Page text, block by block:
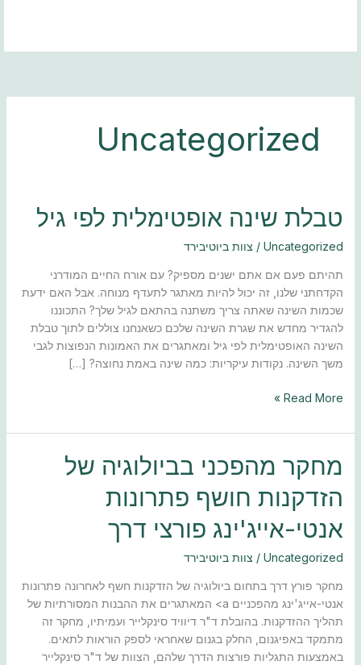
Uncategorized
טבלת שינה אופטימלית לפי גיל
Uncategorized
/ צוות ביוטיבירד
תהיתם פעם אם אתם ישנים מספיק? עם אורח החיים המודרני
הקדחתני שלנו, זה יכול להיות מאתגר לתעדף מנוחה. אבל האם ידעת
שכמות השינה שאתה צריך משתנה בהתאם לגיל שלך? התכוננו
להגדיר מחדש את שגרת השינה שלכם כשאנחנו צוללים לתוך טבלת
השינה האופטימלית לפי גיל ומאתגרים את האמונות הנפוצות לגבי
משך השינה. נקודות עיקריות: כמה שינה באמת נחוצה? […]
טבלת
שינה
אופטימלית
גיל
Read More »
מחקר מהפכני בביולוגיה של
הזדקנות חושף פתרונות
אנטי-אייג'ינג פורצי דרך
Uncategorized
/ צוות ביוטיבירד
מחקר פורץ דרך בתחום ביולוגיה של הזדקנות חשף לאחרונה פתרונות
אנטי-אייג'ינג מהפכניים a> המאתגרים את ההבנות המסורתיות של
תהליך ההזדקנות. בהובלת ד"ר דיוויד סינקלייר ועמיתיו, מחקר זה
מתמקד באפיגנום, החלק בגנום שאחראי לספק הוראות לתאים.
באמצעות התגליות פורצות הדרך שלהם, הצוות של ד"ר סינקלייר
מחקר
מהפכני
בביולוגיה
הזדקנות
פתרונות
אנטי-אייג'ינג
פורצי
דרך